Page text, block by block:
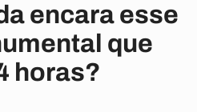
encara esse
que
horas?